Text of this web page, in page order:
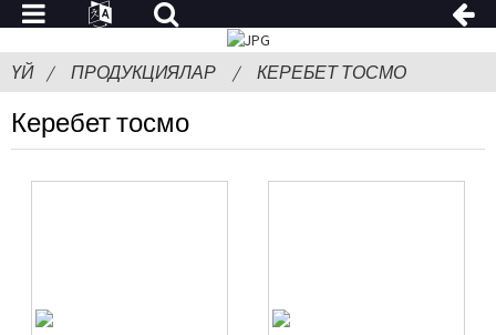
ҮЙ ПРОДУКЦИЯЛАР КЕРЕБЕТ ТОСМО
Керебет тосмо